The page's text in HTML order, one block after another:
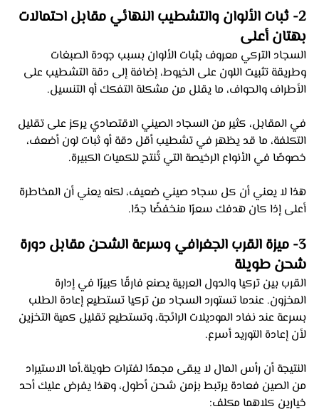
2- ثبات الألوان والتشطيب النهائي مقابل احتمالات
بهتان أعلى
السجاد التركي معروف بثبات الألوان بسبب جودة الصبغات
وطريقة تثبيت اللون على الخيوط، إضافة إلى دقة التشطيب على
الأطراف والحواف، ما يقلل من مشكلة التفكك أو التنسيل.
في المقابل، كثير من السجاد الصيني الاقتصادي يركز على تقليل
التكلفة، ما قد يظهر في تشطيب أقل دقة أو ثبات لون أضعف،
خصوصًا في الأنواع الرخيصة التي تُنتج للكميات الكبيرة.
هذا لا يعني أن كل سجاد صيني ضعيف، لكنه يعني أن المخاطرة
أعلى إذا كان هدفك سعرًا منخفضًا جدًا.
3- ميزة القرب الجغرافي وسرعة الشحن مقابل دورة
شحن طويلة
القرب بين تركيا والدول العربية يصنع فارقًا كبيرًا في إدارة
المخزون. عندما تستورد السجاد من تركيا تستطيع إعادة الطلب
بسرعة عند نفاد الموديلات الرائجة، وتستطيع تقليل كمية التخزين
لأن إعادة التوريد أسرع.
النتيجة أن رأس المال لا يبقى مجمدًا لفترات طويلة.أما الاستيراد
من الصين فعادة يرتبط بزمن شحن أطول، وهذا يفرض عليك أحد
خيارين كلاهما مكلف: